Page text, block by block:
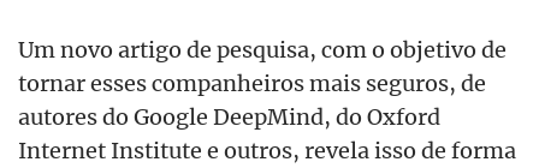
Um novo artigo de pesquisa, com o objetivo de
tornar esses companheiros mais seguros, de
autores do Google DeepMind, do Oxford
Internet Institute e outros, revela isso de forma